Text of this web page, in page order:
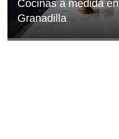
Cocinas a medida en
Granadilla